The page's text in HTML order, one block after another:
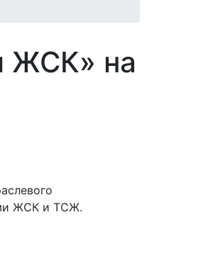
ЖСК» на
ЖСК и ТСЖ.